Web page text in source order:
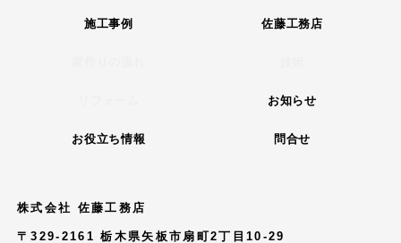
施工事例 佐藤工務店
お知らせ
お役立ち情報 問合せ
株式会社 佐藤工務店
〒329-2161 栃木県矢板市扇町2丁目10-29